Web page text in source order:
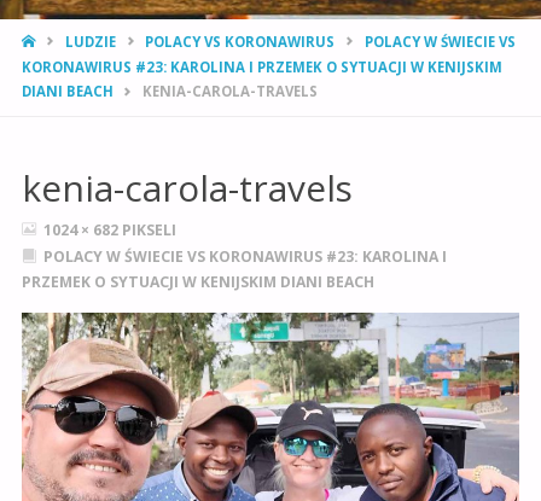
STRONA
GŁÓWNA
LUDZIE POLACY VS KORONAWIRUS
POLACY W ŚWIECIE VS
KORONAWIRUS #23: KAROLINA I PRZEMEK O SYTUACJI W KENIJSKIM
DIANI BEACH
KENIA-CAROLA-TRAVELS
kenia-carola-travels
PEŁNY
ROZMIAR
1024 × 682 PIKSELI
POLACY W ŚWIECIE VS KORONAWIRUS #23: KAROLINA I
PRZEMEK O SYTUACJI W KENIJSKIM DIANI BEACH